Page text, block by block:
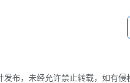
发布，未经允许禁止转载，如有侵